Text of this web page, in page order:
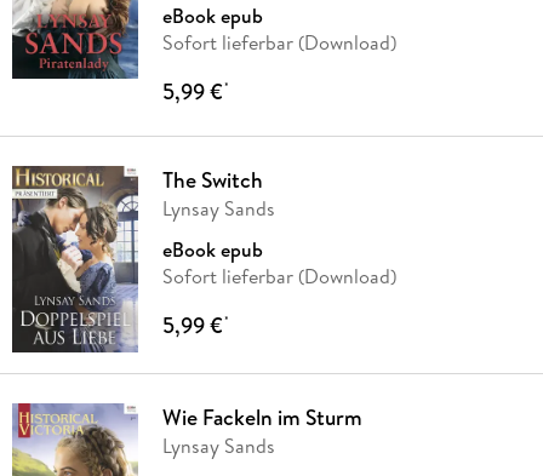
eBook epub
Sofort lieferbar (Download)
5,99 €*
The Switch
Lynsay Sands
eBook epub
Sofort lieferbar (Download)
5,99 €*
Wie Fackeln im Sturm
Lynsay Sands